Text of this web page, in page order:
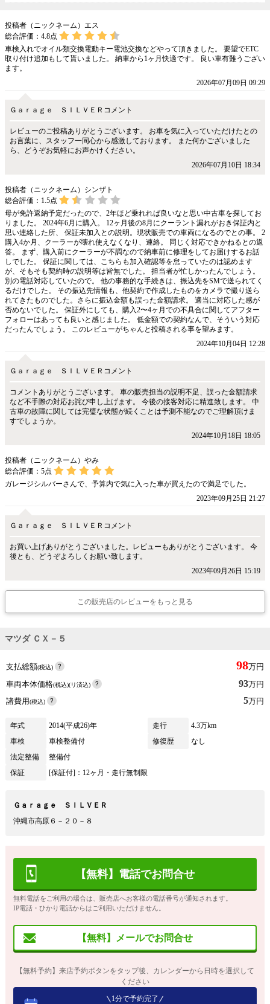
投稿者（ニックネーム）エス
総合評価： 4.8点
車検入れでオイル類交換電動キー電池交換などやって頂きました。 要望でETC
取り付け追加もして貰いました。 納車から1ヶ月快適です。 良い車有難うござい
ます。
2026年07月09日 09:29
Ｇａｒａｇｅ ＳＩＬＶＥＲコメント
レビューのご投稿ありがとうございます。 お車を気に入っていただけたとの
お言葉に、スタッフ一同心から感激しております。 また何かございました
ら、どうぞお気軽にお声かけください。
2026年07月10日 18:34
投稿者（ニックネーム）シンザト
総合評価： 1.5点
母が免許返納予定だったので、2年ほど乗れれば良いなと思い中古車を探してお
りました。 2024年6月に購入。 12ヶ月後の8月にクーラント漏れがおき保証内と
思い連絡した所、 保証未加入との説明。現状販売での車両になるのでとの事。 2
購入4か月、クーラーが壊れ使えなくなり、連絡。 同じく対応できかねるとの返
答。 まず、購入前にクーラーが不調なので納車前に修理をしてお届けするお話
しでした。 保証に関しては、こちらも加入確認等を怠っていたのは認めます
が、そもそも契約時の説明等は皆無でした。 担当者が忙しかったんでしょう。
別の電話対応していたので。 他の事務的な手続きは、振込先をSMで送られてく
るだけでした。 その振込先情報も、他契約で作成したものをカメラで撮り送ら
れてきたものでした。さらに振込金額も誤った金額請求。 適当に対応した感が
否めないでした。 保証外にしても、購入2〜4ヶ月での不具合に関してアフター
フォローはあっても良いと感じました。 低金額での契約なんで、そういう対応
だったんでしょう。 このレビューがちゃんと投稿される事を望みます。
2024年10月04日 12:28
Ｇａｒａｇｅ ＳＩＬＶＥＲコメント
コメントありがとうございます。 車の販売担当の説明不足、誤った金額請求
など不手際の対応お詫び申し上げます。 今後の接客対応に精進致します。 中
古車の故障に関しては完璧な状態が続くことは予測不能なのでご理解頂けま
すでしょうか。
2024年10月18日 18:05
投稿者（ニックネーム）やみ
総合評価： 5点
ガレージシルバーさんで、予算内で気に入った車が買えたので満足でした。
2023年09月25日 21:27
Ｇａｒａｇｅ ＳＩＬＶＥＲコメント
お買い上げありがとうございました。レビューもありがとうございます。 今
後とも、どうぞよろしくお願い致します。
2023年09月26日 15:19
この販売店のレビューをもっと見る
マツダ ＣＸ－５
支払総額(税込) 98万円
車両本体価格(税込)(リ済込) 93万円
諸費用(税込) 5万円
年式 2014(平成26)年 走行
4.3万km
車検
車検整備付 修復歴
なし
法定整備
整備付
保証
[保証付]：12ヶ月・走行無制限
Ｇａｒａｇｅ ＳＩＬＶＥＲ
沖縄市高原６－２０－８
【無料】電話でお問合せ
無料電話をご利用の場合は、販売店へお客様の電話番号が通知されます。
IP電話・ひかり電話からはご利用いただけません。
【無料】メールでお問合せ
【無料予約】来店予約ボタンをタップ後、カレンダーから日時を選択して
ください
1分で予約完了